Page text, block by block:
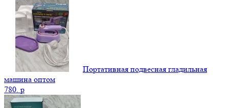
Портативная подвесная гладильная
машина оптом
780. p